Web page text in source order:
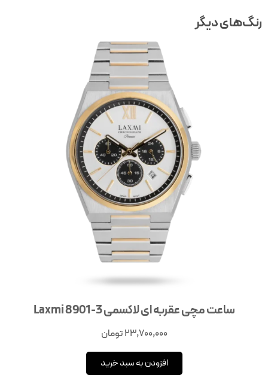
دیگر
ساعت مچی عقربه‌ ای لاکسمی Laxmi 8901-3
23,700,000تومان
افزودن به سبد خرید